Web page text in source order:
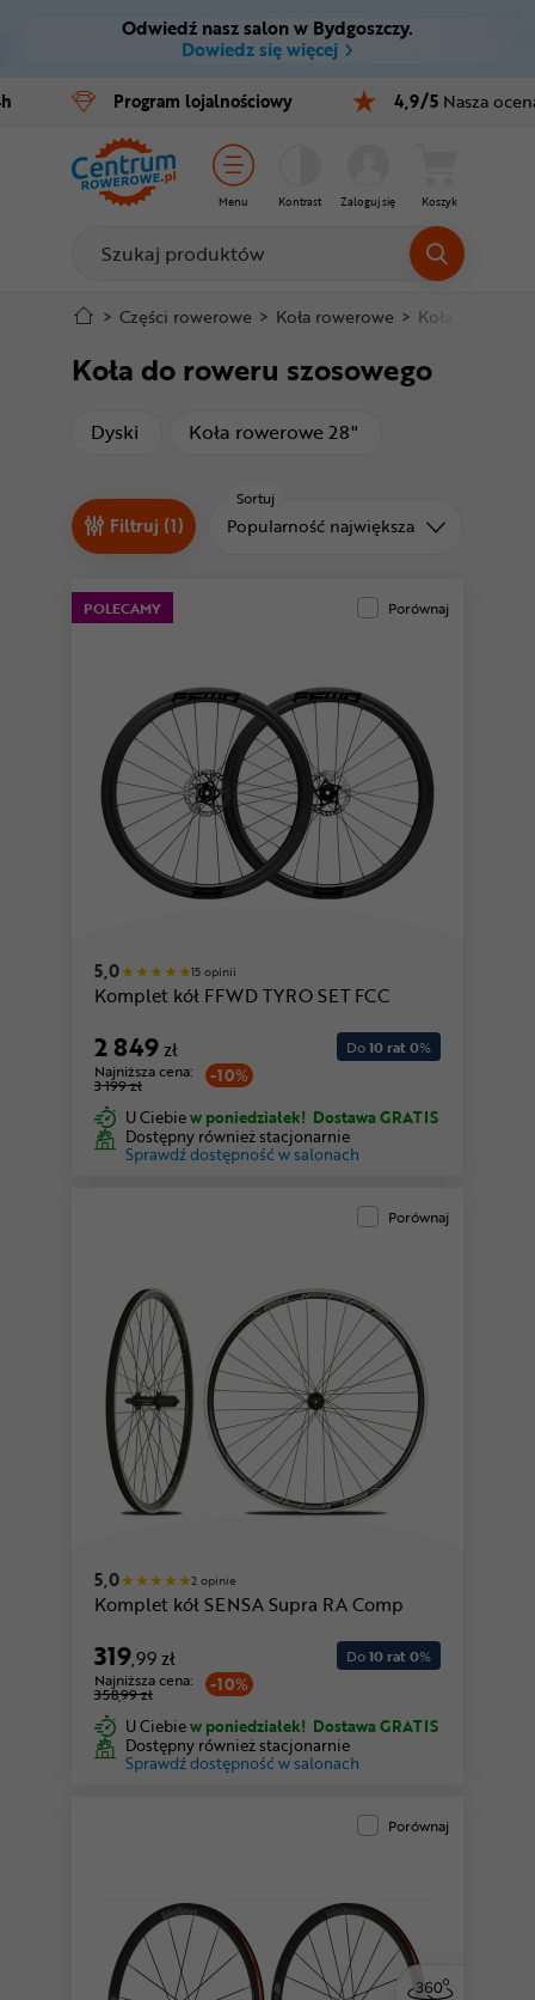
Ctrl M
Menu główne
Filtry
Produkty
Stopka
Mapa strony
Odwiedź nasz salon w Bydgoszczy.
Dowiedz się więcej
Program lojalnościowy 4,9/5 Nasza
Menu Kontrast Zaloguj się Koszyk
Rowery
E-bike
Części
Akcesoria
Odzież
Kaski
Buty
Odżywki
Nowości
> Części rowerowe > Koła rowerowe > Koła do
Koła do roweru szosowego
Dyski produktyKoła rowerowe 28"
Filtruj (1)
Sortuj
Sortuj od
Popularność największa
POLECAMY Porównaj
5,0 15 opinii
Komplet kół FFWD TYRO SET FCC
2 849zł
-10%
Najniższa cena:
3 199 zł
Do10 rat 0%
U Ciebiew poniedziałek! Dostawa GRATIS
Dostępny również stacjonarnie
Sprawdź dostępność w salonach
Porównaj
5,0 2 opinie
Komplet kół SENSA Supra RA Comp
319,99 zł
-10%
Najniższa cena:
358,99 zł
Do10 rat 0%
U Ciebiew poniedziałek! Dostawa GRATIS
Dostępny również stacjonarnie
Sprawdź dostępność w salonach
Porównaj